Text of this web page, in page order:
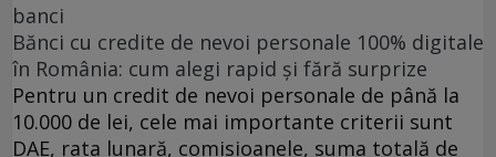
banci
Bănci cu credite de nevoi personale 100% digitale
în România: cum alegi rapid și fără surprize
Pentru un credit de nevoi personale de până la
10.000 de lei, cele mai importante criterii sunt
DAE, rata lunară, comisioanele, suma totală de